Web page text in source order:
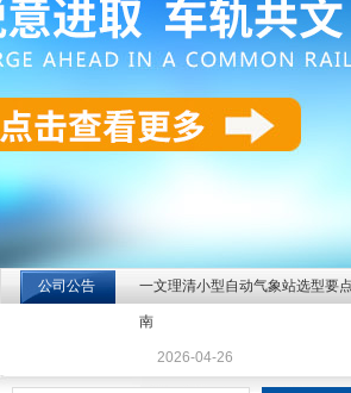
北京北拓仪器设备有限公司
公司公告 一文理清小型自动气象站选型要
南
2026-04-26